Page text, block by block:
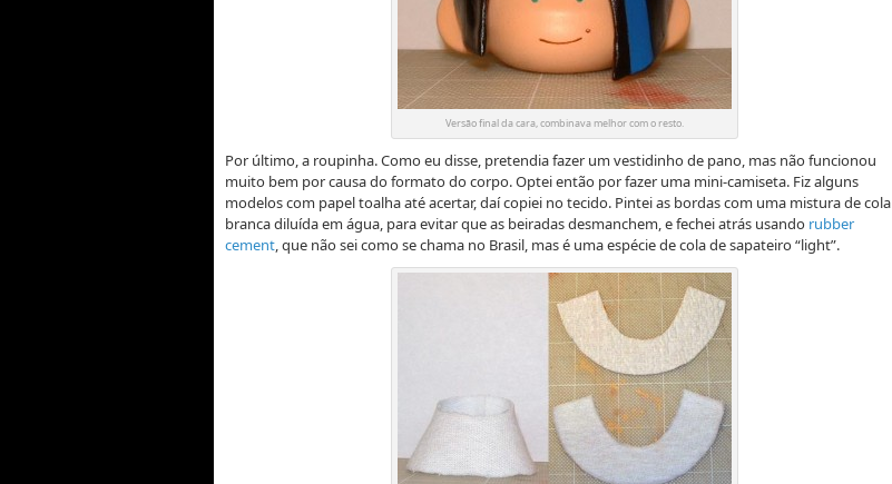
Versão final da cara, combinava melhor com o resto.
Por último, a roupinha. Como eu disse, pretendia fazer um vestidinho de pano, mas não funcionou
muito bem por causa do formato do corpo. Optei então por fazer uma mini-camiseta. Fiz alguns
modelos com papel toalha até acertar, daí copiei no tecido. Pintei as bordas com uma mistura de cola
branca diluída em água, para evitar que as beiradas desmanchem, e fechei atrás usando rubber
cement , que não sei como se chama no Brasil, mas é uma espécie de cola de sapateiro “light”.